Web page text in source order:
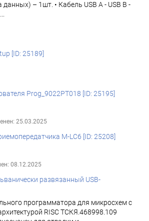
– 1шт. • Кабель USB A - USB B -
[ID: 25189]
Prog_9022PT018 [ID: 25195]
25.03.2025
M-LC6 [ID: 25208]
08.12.2025
развязанный USB-
программатора для микросхем с
RISC ТСКЯ.468998.109